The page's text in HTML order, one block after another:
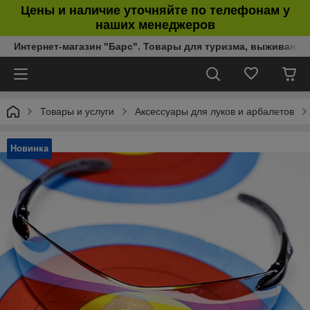
Цены и наличие уточняйте по телефонам у
наших менеджеров
Интернет-магазин "Барс". Товары для туризма,
Товары и услуги Аксессуары для луков и арбалетов
Новинка